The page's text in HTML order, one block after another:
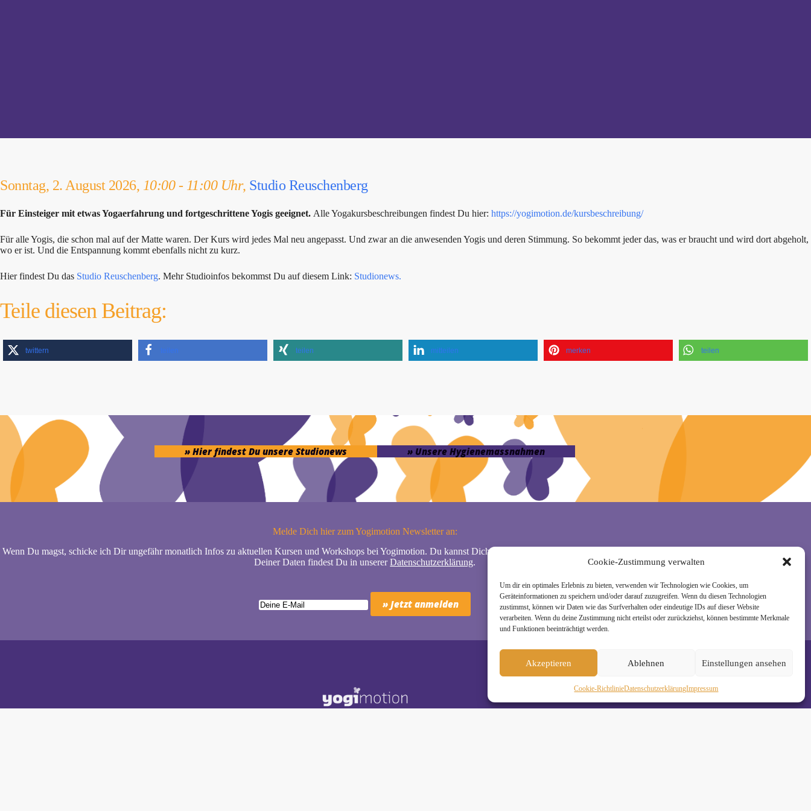
Cookie-Zustimmung verwalten
Um dir ein optimales Erlebnis zu bieten, verwenden wir Technologien wie Cookies, um
Geräteinformationen zu speichern und/oder darauf zuzugreifen. Wenn du diesen Technologien
zustimmst, können wir Daten wie das Surfverhalten oder eindeutige IDs auf dieser Website
verarbeiten. Wenn du deine Zustimmung nicht erteilst oder zurückziehst, können bestimmte Merkmale
und Funktionen beeinträchtigt werden.
Akzeptieren Ablehnen Einstellungen ansehen
Cookie-RichtlinieDaten­schutz­erklä­rungImpressum
Sonntag, 2. August 2026, 10:00 - 11:00 Uhr, Studio Reuschenberg
Für Einsteiger mit etwas Yogaerfahrung und fortgeschrittene Yogis geeignet. Alle Yogakursbeschreibungen findest Du hier: https://yogimotion.de/kursbeschreibung/
Für alle Yogis, die schon mal auf der Matte waren. Der Kurs wird jedes Mal neu angepasst. Und zwar an die anwesenden Yogis und deren Stimmung. So bekommt jeder das, was er braucht und wird dort abgeholt,
wo er ist. Und die Entspannung kommt ebenfalls nicht zu kurz.
Hier findest Du das Studio Reuschenberg. Mehr Studioinfos bekommst Du auf diesem Link: Studionews.
Teile diesen Beitrag:
twittern teilen teilen mitteilen merken teilen
» Hier findest Du unsere Studionews » Unsere Hygienemassnahmen
Melde Dich hier zum Yogimotion Newsletter an:
Wenn Du magst, schicke ich Dir ungefähr monatlich Infos zu aktuellen Kursen und Workshops bei Yogimotion. Du kannst Dich natürlich jederzeit wieder abmelden. Alle Details zur Nutzung
Deiner Daten findest Du in unsererDatenschutzerklärung.